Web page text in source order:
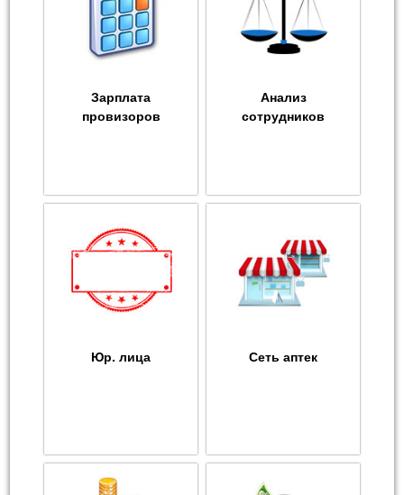
Зарплата
провизоров
Анализ
сотрудников
Юр. лица Сеть аптек